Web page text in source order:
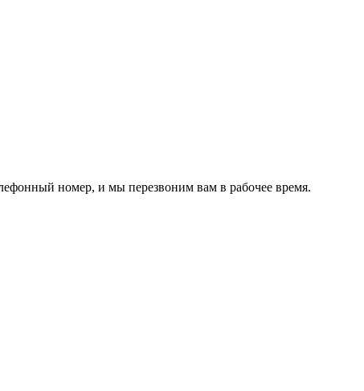
номер, и мы перезвоним вам в рабочее время.